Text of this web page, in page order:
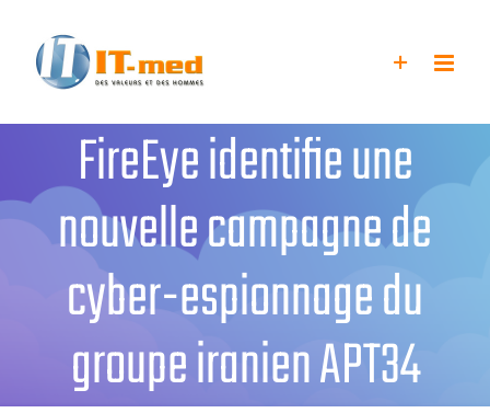
contenu
FireEye identifie une
nouvelle campagne de
cyber-espionnage du
groupe iranien APT34